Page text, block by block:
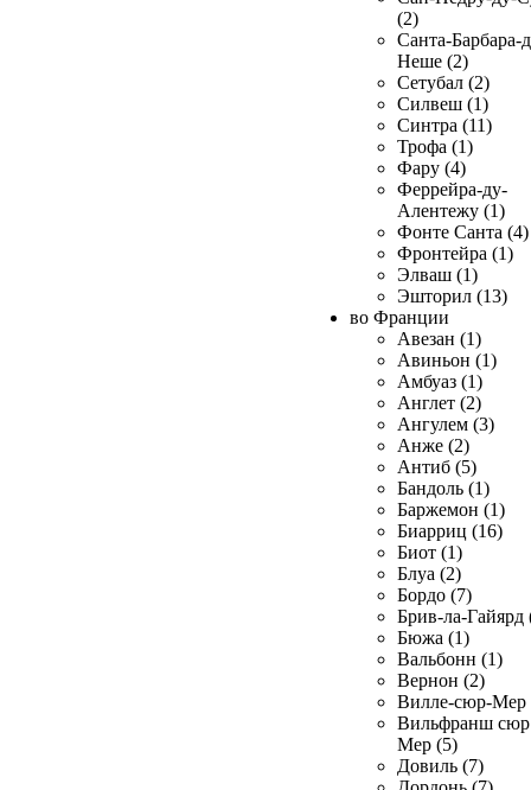
(2)
Санта-Барбара-
Неше (2)
Сетубал (2)
Силвеш (1)
Синтра (11)
Трофа (1)
Фару (4)
Феррейра-ду-
Алентежу (1)
Фонте Санта (4)
Фронтейра (1)
Элваш (1)
Эшторил (13)
во Франции
Авезан (1)
Авиньон (1)
Амбуаз (1)
Англет (2)
Ангулем (3)
Анже (2)
Антиб (5)
Бандоль (1)
Баржемон (1)
Биарриц (16)
Биот (1)
Блуа (2)
Бордо (7)
Брив-ла-Гайярд
Бюжа (1)
Вальбонн (1)
Вернон (2)
Вилле-сюр-Мер
Вильфранш сюр
Мер (5)
Довиль (7)